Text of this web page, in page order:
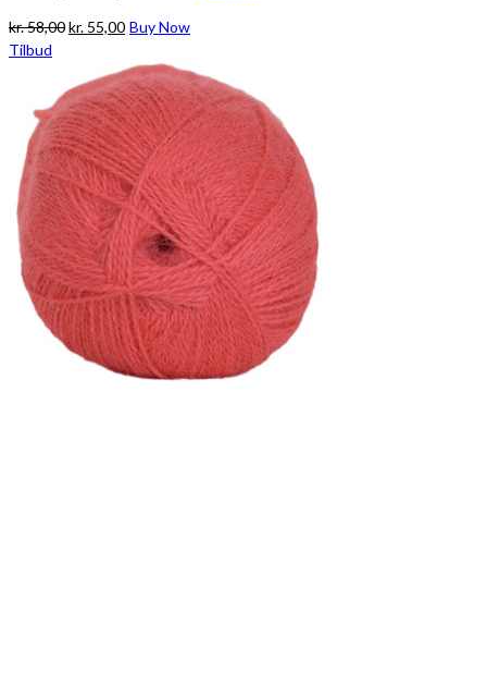
kr.58,00Den
var:
kr. 58,00.
kr. 55,00Den
pris
er:
kr. 55,00.
Buy Now
Tilbud